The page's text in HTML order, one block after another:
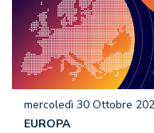
mercoledì 30 Ottobre
EUROPA